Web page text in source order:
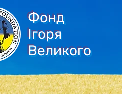
Фонд
Ігоря
Великого